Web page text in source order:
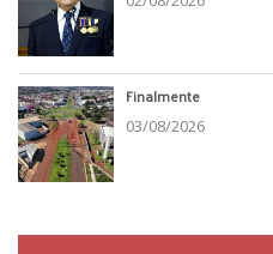
Finalmente
03/08/2026